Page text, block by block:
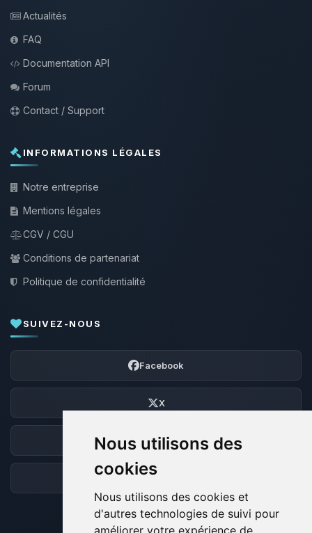
Nous utilisons des
cookies
Nous utilisons des cookies et
d'autres technologies de suivi pour
améliorer votre expérience de
Actualités
FAQ
Documentation API
Forum
Contact / Support
INFORMATIONS LÉGALES
Notre entreprise
Mentions légales
CGV / CGU
Conditions de partenariat
Politique de confidentialité
SUIVEZ-NOUS
Facebook
X
Discord
Forum